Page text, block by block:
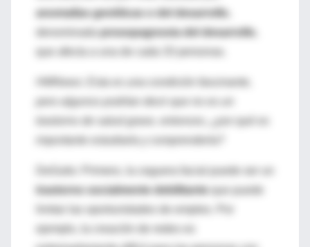
anomalías genéticas o del desarrollo
denominadaprosopagnosia del desarrollo
pero algunos podrían decir que no es un
DeGutis: Primero, la ceguera facial puede ser un
trastorno socialmente debilitante